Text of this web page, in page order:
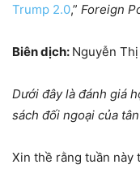
Trump 2.0,” Foreign
Biên dịch: Nguyễn
Dưới đây là đánh giá
sách đối ngoại của
Xin thề rằng tuần này